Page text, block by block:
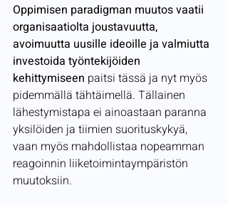
Oppimisen paradigman muutos vaatii
organisaatiolta joustavuutta,
avoimuutta uusille ideoille ja valmiutta
investoida työntekijöiden
kehittymiseen paitsi tässä ja nyt myös
pidemmällä tähtäimellä. Tällainen
lähestymistapa ei ainoastaan paranna
yksilöiden ja tiimien suorituskykyä,
vaan myös mahdollistaa nopeamman
reagoinnin liiketoimintaympäristön
muutoksiin.